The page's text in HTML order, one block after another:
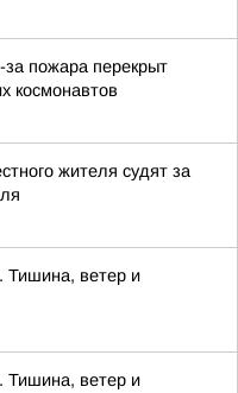
за пожара перекрыт
космонавтов
жителя судят за
Тишина, ветер и
Тишина, ветер и